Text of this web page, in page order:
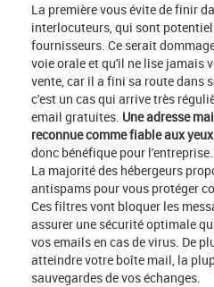
La première vous évite de finir
interlocuteurs, qui sont
fournisseurs. Ce serait
voie orale et qu'il ne lise jamais
vente, car il a fini sa route dans
c'est un cas qui arrive très
email gratuites. Une adresse
reconnue comme fiable aux
donc bénéfique pour l'entreprise.
La majorité des hébergeurs
antispams pour vous protéger
Ces filtres vont bloquer les
assurer une sécurité optimale
vos emails en cas de virus. De
atteindre votre boîte mail, la
sauvegardes de vos échanges.